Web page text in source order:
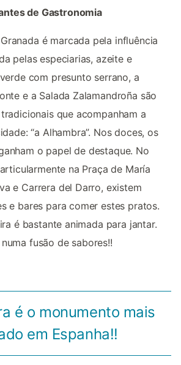
de Gastronomia
é marcada pela influência
pelas especiarias, azeite e
com presunto serrano, a
e a Salada Zalamandroña são
que acompanham a
“a Alhambra”. Nos doces, os
o papel de destaque. No
na Praça de María
e Carrera del Darro, existem
e bares para comer estes pratos.
é bastante animada para jantar.
fusão de sabores!!
é o monumento mais
em Espanha!!